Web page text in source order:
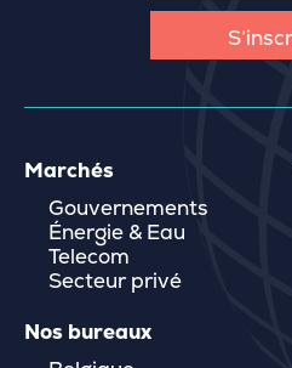
Marchés
Gouvernements
Énergie & Eau
Telecom
Secteur privé
Nos bureaux